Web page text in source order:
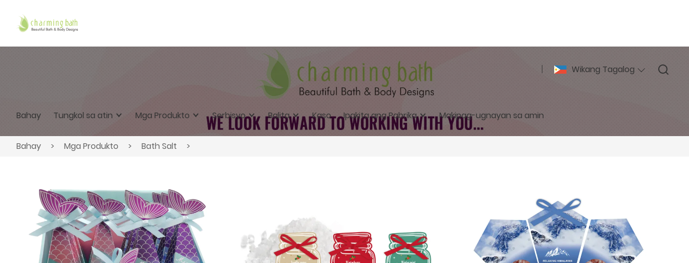
Wikang Tagalog
Bahay Tungkol sa atin Mga Produkto Serbisyo Balita Kaso Ipakita ang Pabrika Makipag-ugnayan sa amin
Bahay > Mga Produkto > Bath Salt >